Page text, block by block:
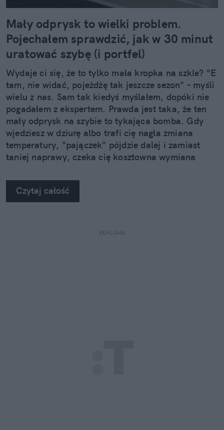
Mały odprysk to wielki problem.
Pojechałem sprawdzić, jak w 30 minut
uratować szybę (i portfel)
Wydaje ci się, że to tylko mała kropka na szkle? "E
tam, nie widać, pojeżdżę tak jeszcze sezon" – myśli
wielu z nas. Sam tak kiedyś myślałem, dopóki nie
pogadałem z ekspertem. Prawda jest taka, że ten
mały odprysk na szybie to tykająca bomba. Gdy
wjedziesz w dziurę albo trafi cię nagła zmiana
temperatury, "pajączek" pójdzie dalej i zamiast
taniej naprawy, czeka cię kosztowna wymiana
na własne oczy zobaczyć, jak profesjonaliści radzą
sobie z takimi uszkodzeniami.
Czytaj całość
REKLAMA